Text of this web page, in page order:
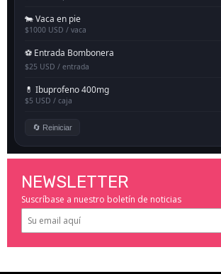
NEWSLETTER
Suscríbase a nuestro boletín de noticias